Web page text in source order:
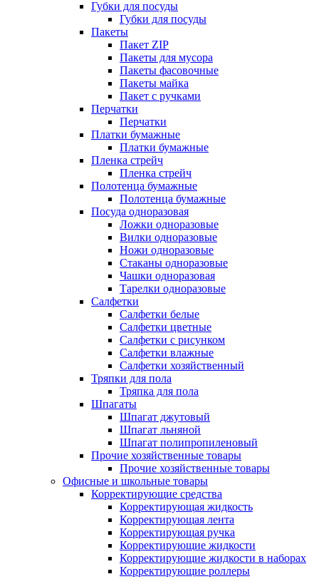
Губки для посуды
Губки для посуды
Пакеты
Пакет ZIP
Пакеты для мусора
Пакеты фасовочные
Пакеты майка
Пакет с ручками
Перчатки
Перчатки
Платки бумажные
Платки бумажные
Пленка стрейч
Пленка стрейч
Полотенца бумажные
Полотенца бумажные
Посуда одноразовая
Ложки одноразовые
Вилки одноразовые
Ножи одноразовые
Стаканы одноразовые
Чашки одноразовая
Тарелки одноразовые
Салфетки
Салфетки белые
Салфетки цветные
Салфетки с рисунком
Салфетки влажные
Салфетки хозяйственный
Тряпки для пола
Тряпка для пола
Шпагаты
Шпагат джутовый
Шпагат льняной
Шпагат полипропиленовый
Прочие хозяйственные товары
Прочие хозяйственные товары
Офисные и школьные товары
Корректирующие средства
Корректирующая жидкость
Корректирующая лента
Корректирующая ручка
Корректирующие жидкости
Корректирующие жидкости в наборах
Корректирующие роллеры